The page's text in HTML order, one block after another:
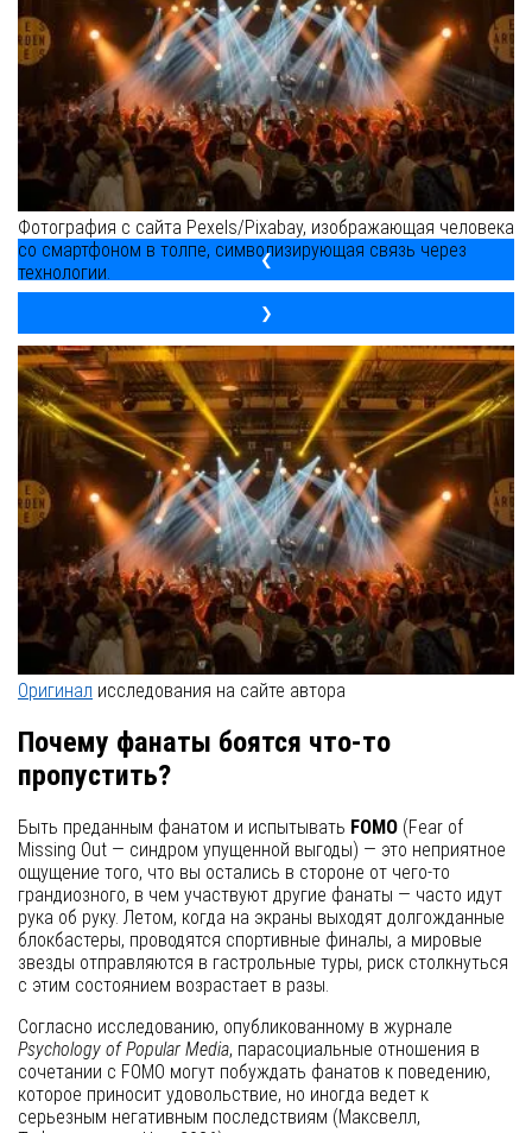
Фотография с сайта Pexels/Pixabay, изображающая человека
со смартфоном в толпе, символизирующая связь через
технологии.
❮
❯
Оригинал исследования на сайте автора
Почему фанаты боятся что-то
пропустить?
Быть преданным фанатом и испытывать FOMO (Fear of
Missing Out — синдром упущенной выгоды) — это неприятное
ощущение того, что вы остались в стороне от чего-то
грандиозного, в чем участвуют другие фанаты — часто идут
рука об руку. Летом, когда на экраны выходят долгожданные
блокбастеры, проводятся спортивные финалы, а мировые
звезды отправляются в гастрольные туры, риск столкнуться
с этим состоянием возрастает в разы.
Согласно исследованию, опубликованному в журнале
Psychology of Popular Media, парасоциальные отношения в
сочетании с FOMO могут побуждать фанатов к поведению,
которое приносит удовольствие, но иногда ведет к
серьезным негативным последствиям (Максвелл,